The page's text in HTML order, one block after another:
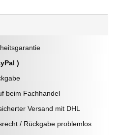
)
beim Fachhandel
Versand mit DHL
/ Rückgabe problemlos